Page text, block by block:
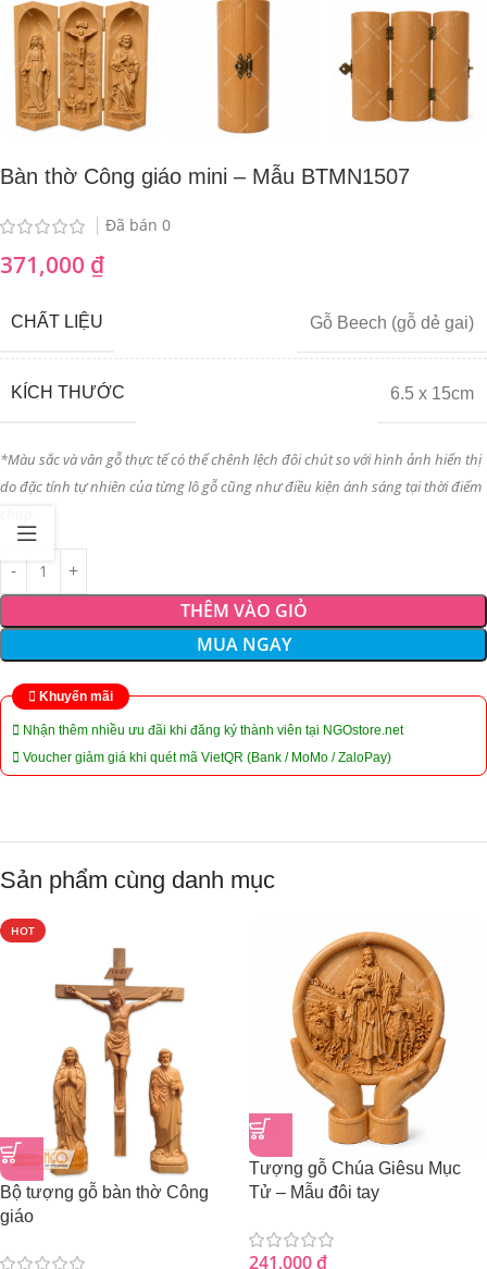
Bàn thờ Công giáo mini – Mẫu BTMN1507
Đã bán 0
371,000 ₫
CHẤT LIỆU Gỗ Beech (gỗ dẻ gai)
KÍCH THƯỚC 6.5 x 15cm
*Màu sắc và vân gỗ thực tế có thể chênh lệch đôi chút so với hình ảnh hiển thị
do đặc tính tự nhiên của từng lô gỗ cũng như điều kiện ánh sáng tại thời điểm
THÊM VÀO GIỎ
MUA NGAY
Khuyến mãi
Nhận thêm nhiều ưu đãi khi đăng ký thành viên tại NGOstore.net
Voucher giảm giá khi quét mã VietQR (Bank / MoMo / ZaloPay)
Sản phẩm cùng danh mục
HOT
Bộ tượng gỗ bàn thờ Công
giáo
Tượng gỗ Chúa Giêsu Mục
Tử – Mẫu đôi tay
241,000₫